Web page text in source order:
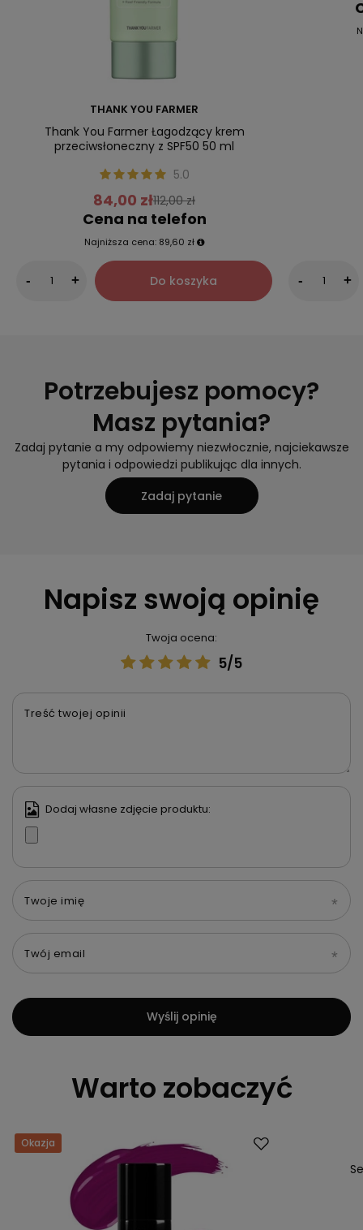
THANK YOU FARMER
Thank You Farmer Łagodzący krem
przeciwsłoneczny z SPF50 50 ml
5.0
84,00 zł112,00 zł
Cena na telefon
Najniższa cena: 89,60 zł
- + Do koszyka - +
Potrzebujesz pomocy?
Masz pytania?
Zadaj pytanie a my odpowiemy niezwłocznie, najciekawsze
pytania i odpowiedzi publikując dla innych.
Zadaj pytanie
Napisz swoją opinię
Twoja ocena:
5/5
Treść twojej opinii
Dodaj własne zdjęcie produktu:
Twoje imię
Twój email
Wyślij opinię
Warto zobaczyć
Okazja